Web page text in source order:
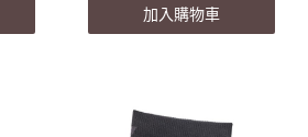
加入購物車